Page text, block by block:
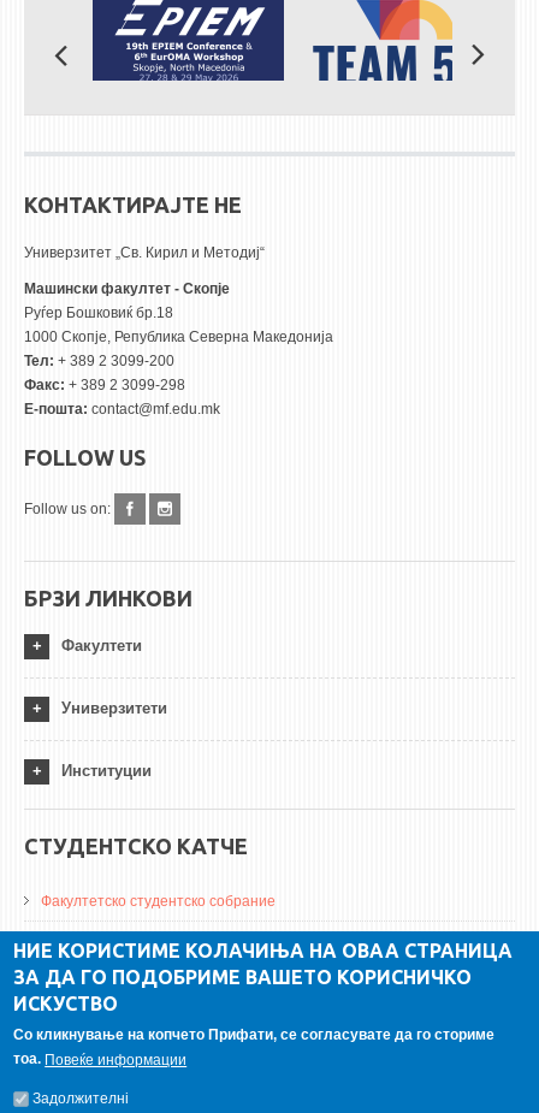
КОНТАКТИРАЈТЕ НЕ
Универзитет „Св. Кирил и Методиј“
Машински факултет - Скопје
Руѓер Бошковиќ бр.18
1000 Скопје, Република Северна Македонија
Тел: + 389 2 3099-200
Факс: + 389 2 3099-298
Е-пошта: contact@mf.edu.mk
FOLLOW US
Follow us on:
БРЗИ ЛИНКОВИ
Факултети
Универзитети
Институции
СТУДЕНТСКО КАТЧЕ
Факултетско студентско собрание
ДА Винчи магазин
Алумни асоцијација
ГАЛЕРИЈА
НИЕ КОРИСТИМЕ КОЛАЧИЊА НА ОВАА СТРАНИЦА
ЗА ДА ГО ПОДОБРИМЕ ВАШЕТО КОРИСНИЧКО
ИСКУСТВО
Со кликнување на копчето Прифати, се согласувате да го сториме
тоа. Повеќе информации
Задолжителнi